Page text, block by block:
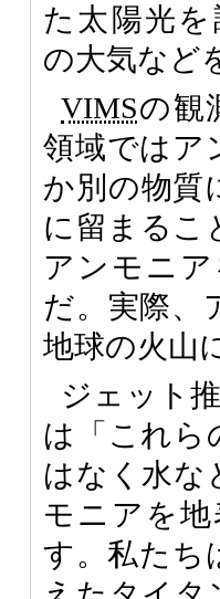
た太陽光
の大気など
VIMSの観
領域ではア
か別の物質
に留まるこ
アンモニ
だ。実際、
地球の火山
ジェット
は「これら
はなく水な
モニアを
す。私たち